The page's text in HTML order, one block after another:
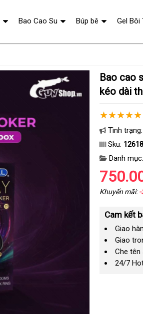
Bao cao su Shell Play Choker 6 tính năng siêu mỏng
kéo dài
Tình trạng:
Sku: 12618
Danh mục:
Khuyến mãi:-
Cam kết
Giao
Giao
Che tên
24/7
Bao Cao Su Búp bê Gel Bôi